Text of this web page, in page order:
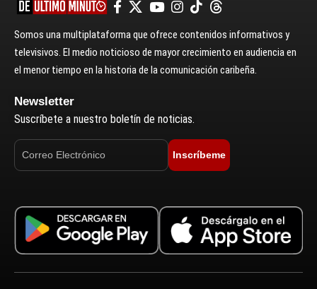
Somos una multiplataforma que ofrece contenidos informativos y
televisivos. El medio noticioso de mayor crecimiento en audiencia en
el menor tiempo en la historia de la comunicación caribeña.
Newsletter
Suscríbete a nuestro boletín de noticias.
Inscríbeme